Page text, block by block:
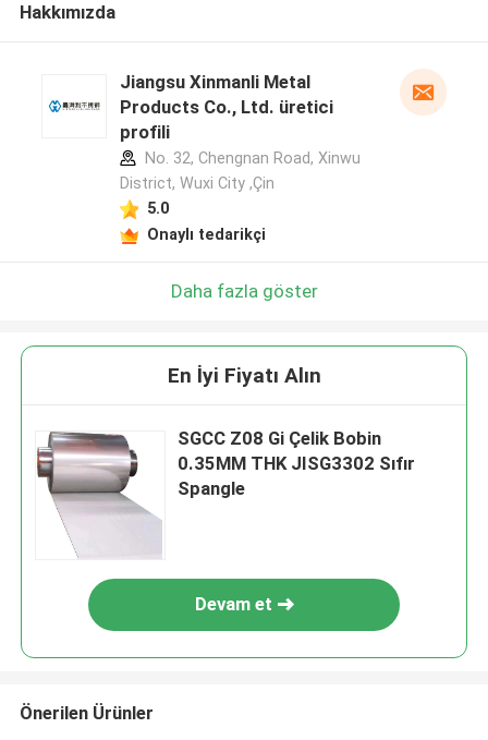
Hakkımızda
Jiangsu Xinmanli Metal
Products Co., Ltd. üretici
profili
No. 32, Chengnan Road, Xinwu
District, Wuxi City ,Çin
5.0
Onaylı tedarikçi
Daha fazla göster
En İyi Fiyatı Alın
SGCC Z08 Gi Çelik Bobin
0.35MM THK JISG3302 Sıfır
Spangle
Devam et
Önerilen Ürünler